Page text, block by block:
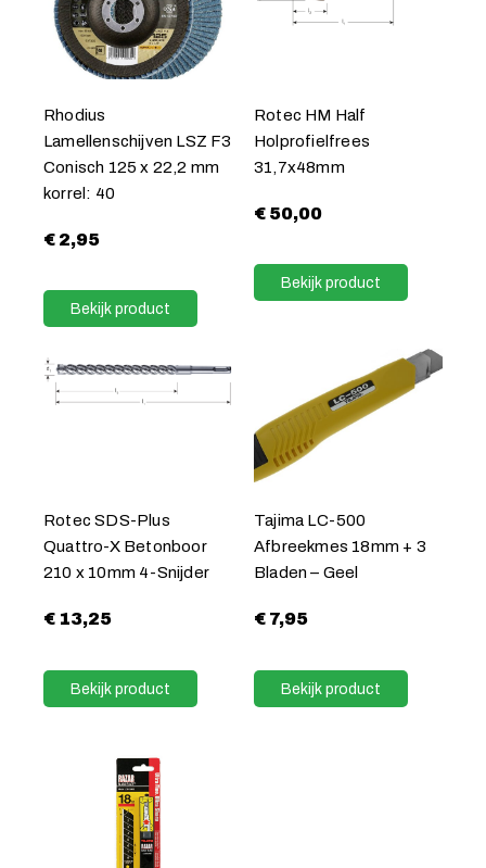
Rhodius
Lamellenschijven LSZ F3
Conisch 125 x 22,2 mm
korrel: 40
€2,95
Bekijk product
Rotec HM Half
Holprofielfrees
31,7x48mm
€50,00
Bekijk product
Rotec SDS-Plus
Quattro-X Betonboor
210 x 10mm 4-Snijder
€ 13,25
Bekijk product
Tajima LC-500
Afbreekmes 18mm + 3
Bladen – Geel
€7,95
Bekijk product